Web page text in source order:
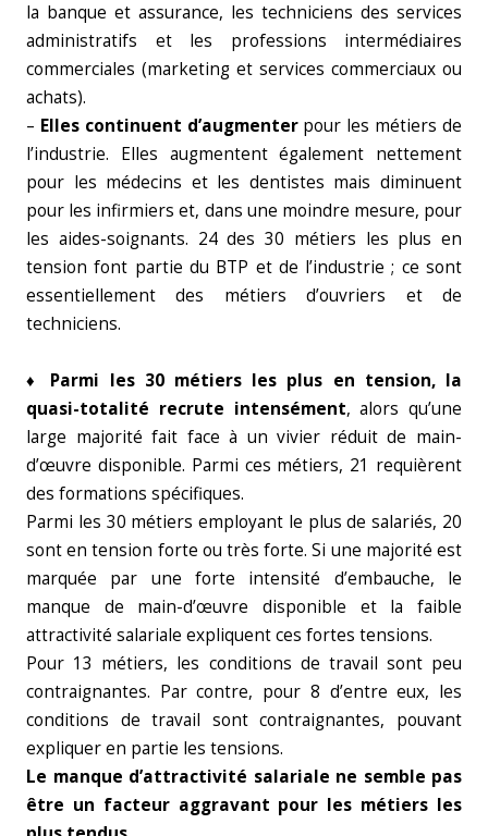
la banque et assurance, les techniciens des services
administratifs et les professions intermédiaires
commerciales (marketing et services commerciaux ou
achats).
– Elles continuent d’augmenterpour les métiers de
l’industrie. Elles augmentent également nettement
pour les médecins et les dentistes mais diminuent
pour les infirmiers et, dans une moindre mesure, pour
les aides-soignants. 24 des 30 métiers les plus en
tension font partie du BTP et de l’industrie ; ce sont
essentiellement des métiers d’ouvriers et de
techniciens.
♦ Parmi les 30 métiers les plus en tension, la
quasi-totalité recrute intensément, alors qu’une
large majorité fait face à un vivier réduit de main-
d’œuvre disponible. Parmi ces métiers, 21 requièrent
des formations spécifiques.
Parmi les 30 métiers employant le plus de salariés, 20
sont en tension forte ou très forte. Si une majorité est
marquée par une forte intensité d’embauche, le
manque de main-d’œuvre disponible et la faible
attractivité salariale expliquent ces fortes tensions.
Pour 13 métiers, les conditions de travail sont peu
contraignantes. Par contre, pour 8 d’entre eux, les
conditions de travail sont contraignantes, pouvant
expliquer en partie les tensions.
Le manque d’attractivité salariale ne semble pas
être un facteur aggravant pour les métiers les